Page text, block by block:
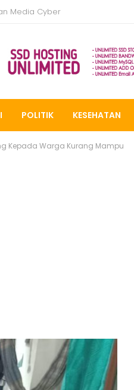
Media Cyber
POLITIK KESEHATAN
Kepada Warga Kurang Mampu